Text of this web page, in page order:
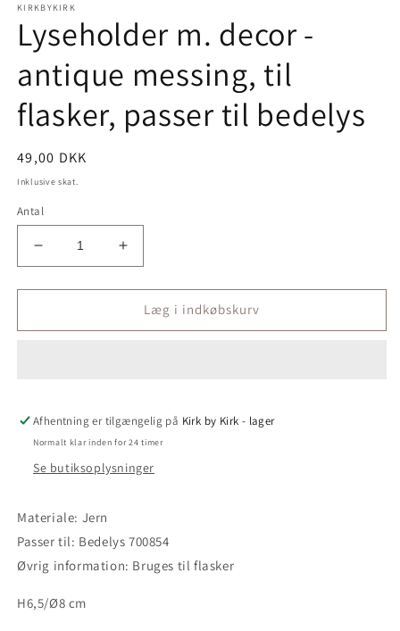
KIRKBYKIRK
Lyseholder m. decor -
antique messing, til
flasker, passer til bedelys
Normalpris
49,00 DKK
Inklusive skat.
Antal
Reducer
antallet
for
m.
til
flasker,
passer
til
Øg
antallet
for
Lyseholder
m.
til
flasker,
passer
til
Læg i indkøbskurv
Afhentning er tilgængelig på Kirk by Kirk - lager
Normalt klar inden for 24 timer
Se butiksoplysninger
Materiale: Jern
Passer til: Bedelys 700854
Øvrig information: Bruges til flasker
H6,5/Ø8 cm